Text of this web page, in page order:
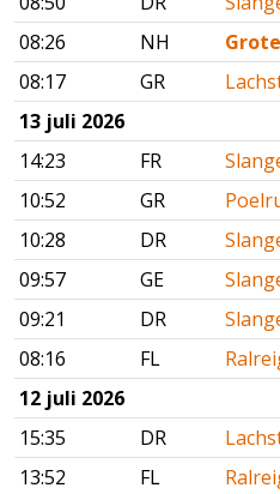
08:26
NH
08:17
GR
13 juli 2026
14:23
FR
10:52
GR
10:28
DR
09:57
GE
09:21
DR
08:16
FL
12 juli 2026
15:35
DR
13:52
FL